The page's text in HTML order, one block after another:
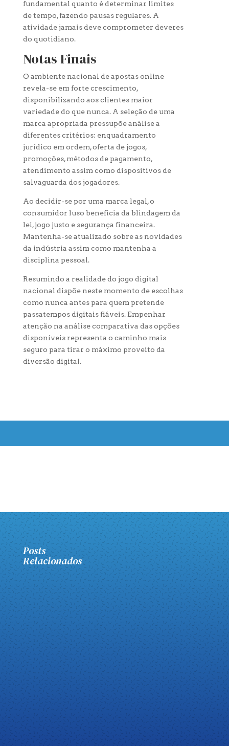
fundamental quanto é determinar limites
de tempo, fazendo pausas regulares. A
atividade jamais deve comprometer deveres
do quotidiano.
Notas Finais
O ambiente nacional de apostas online
revela-se em forte crescimento,
disponibilizando aos clientes maior
variedade do que nunca. A seleção de uma
marca apropriada pressupõe análise a
diferentes critérios: enquadramento
jurídico em ordem, oferta de jogos,
promoções, métodos de pagamento,
atendimento assim como dispositivos de
salvaguarda dos jogadores.
Ao decidir-se por uma marca legal, o
consumidor luso beneficia da blindagem da
lei, jogo justo e segurança financeira.
Mantenha-se atualizado sobre as novidades
da indústria assim como mantenha a
disciplina pessoal.
Resumindo a realidade do jogo digital
nacional dispõe neste momento de escolhas
como nunca antes para quem pretende
passatempos digitais fiáveis. Empenhar
atenção na análise comparativa das opções
disponíveis representa o caminho mais
seguro para tirar o máximo proveito da
diversão digital.
Posts
Relacionados